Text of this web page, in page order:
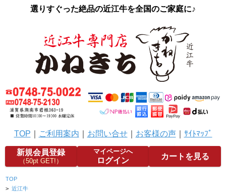
選りすぐった絶品の近江牛を全国のご家庭に♪
TOP ご利用案内 お問い合せ｜ お客様の声｜ ｻｲﾄﾏｯﾌﾟ
新規会員登録
（50pt GET!）
マイページへ
ログイン カートを見る
TOP
> 近江牛